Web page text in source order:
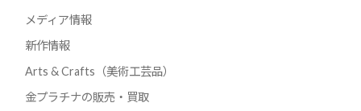
メディア情報
新作情報
Arts & Crafts（美術工芸品）
金プラチナの販売・買取